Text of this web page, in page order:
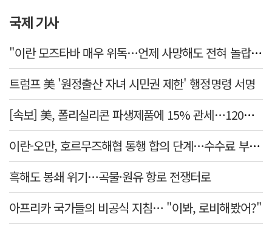
국제 기사
"이란 모즈타바 매우 위독…언제 사망해도 전혀 놀랍지 않아"
트럼프 美 '원정출산 자녀 시민권 제한' 행정명령 서명
[속보] 美, 폴리실리콘 파생제품에 15% 관세…120일 뒤 발효
이란-오만, 호르무즈해협 통행 합의 단계…수수료 부과되나
흑해도 봉쇄 위기…곡물·원유 항로 전쟁터로
아프리카 국가들의 비공식 지침… "이봐, 로비해봤어?"